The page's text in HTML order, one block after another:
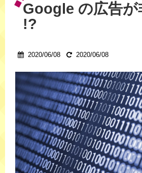
Google の広告が
!?
2020/06/08 2020/06/08